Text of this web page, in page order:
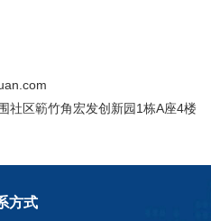
社区簕竹角宏发创新园1栋A座4楼
方式